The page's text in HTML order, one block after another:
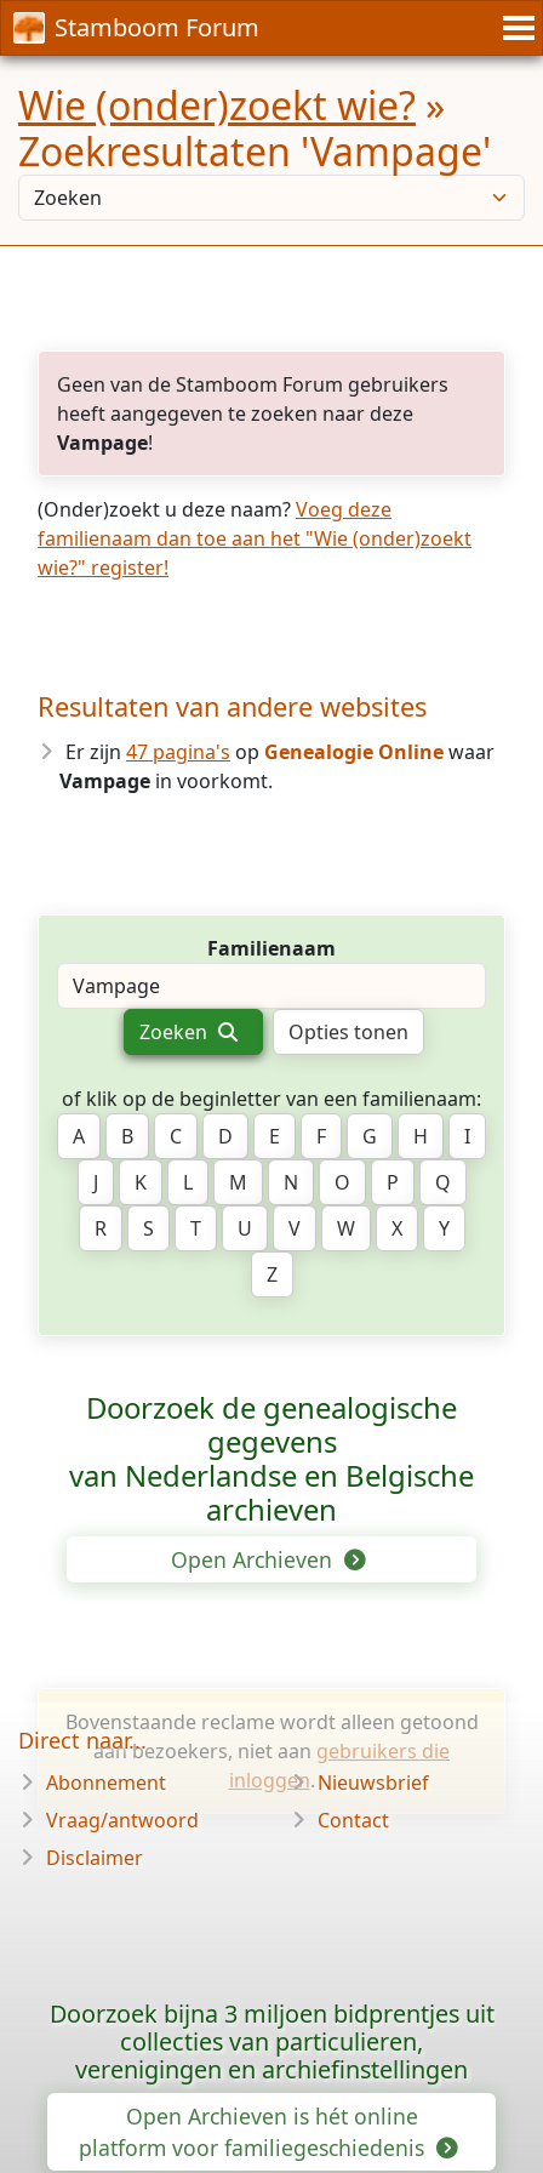
Stamboom Forum
Wie (onder)zoekt wie? »
Zoekresultaten 'Vampage'
Geen van de Stamboom Forum gebruikers
heeft aangegeven te zoeken naar deze
Vampage!
(Onder)zoekt u deze naam?Voeg deze
familienaam dan toe aan het "Wie (onder)zoekt
wie?" register!
Resultaten van andere websites
Er zijn 47 pagina's op Genealogie Onlinewaar
Vampage in voorkomt.
Familienaam
Zoeken Opties tonen
of klik op de beginletter van een familienaam:
A
B C D E F G H
I
J
K L M N O P
Q
R
S T U V W X
Y
Z
Doorzoek de genealogische
gegevens
van Nederlandse en Belgische
archieven
Open Archieven
Bovenstaande reclame wordt alleen getoond
aan bezoekers, niet aan gebruikers die
inloggen.
Direct naar...
Abonnement
Vraag/antwoord
Disclaimer
Nieuwsbrief
Contact
Doorzoek bijna 3 miljoen bidprentjes uit
collecties van particulieren,
verenigingen en archiefinstellingen
Open Archieven is hét online
platform voor familiegeschiedenis